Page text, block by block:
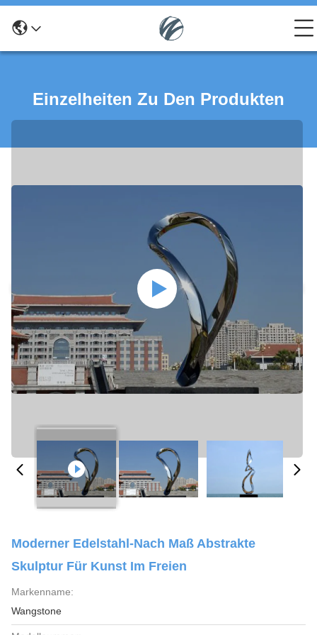
Einzelheiten Zu Den Produkten
Moderner Edelstahl-Nach Maß Abstrakte
Skulptur Für Kunst Im Freien
Markenname:
Wangstone